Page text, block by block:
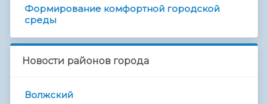
Формирование комфортной городской
среды
Новости районов города
Волжский